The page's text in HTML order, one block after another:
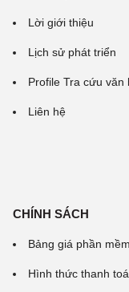
Lời giới thiệu
Lịch sử phát triển
Profile Tra cứu văn
Liên hệ
CHÍNH SÁCH
Bảng giá phần mềm
Hình thức thanh